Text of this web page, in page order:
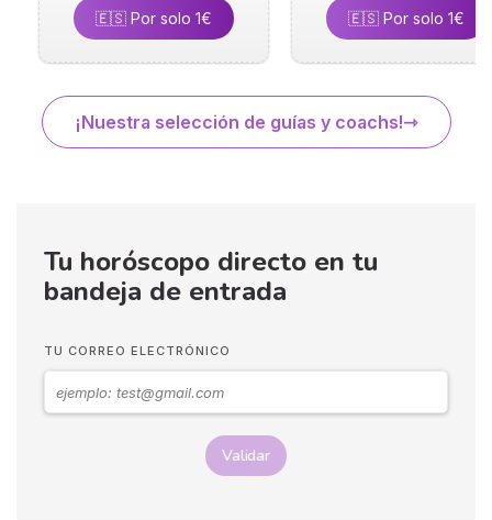
🇪🇸 Por solo 1€ 🇪🇸 Por solo 1€
¡Nuestra selección de guías y coachs!
Tu horóscopo directo en tu
bandeja de entrada
TU CORREO ELECTRÓNICO
Validar